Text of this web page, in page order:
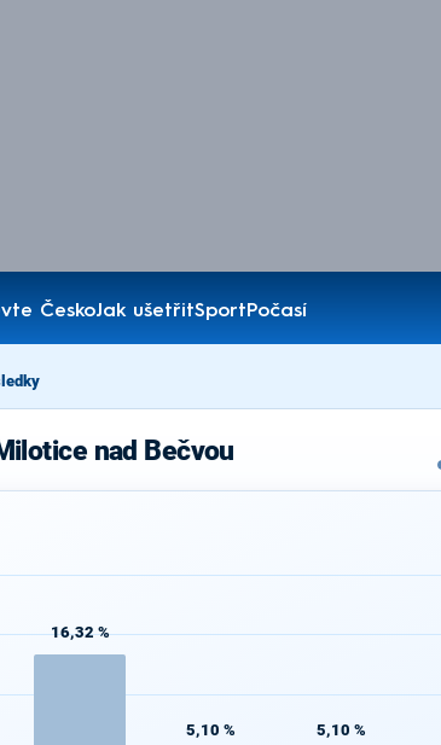
ČeskoJak ušetřitSportPočasí
nad Bečvou
16,32 %
5,10 % 5,10 %